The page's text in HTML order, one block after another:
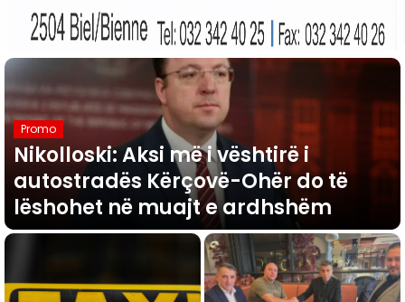
Promo
Nikolloski: Aksi më i vështirë i
autostradës Kërçovë-Ohër do të
lëshohet në muajt e ardhshëm